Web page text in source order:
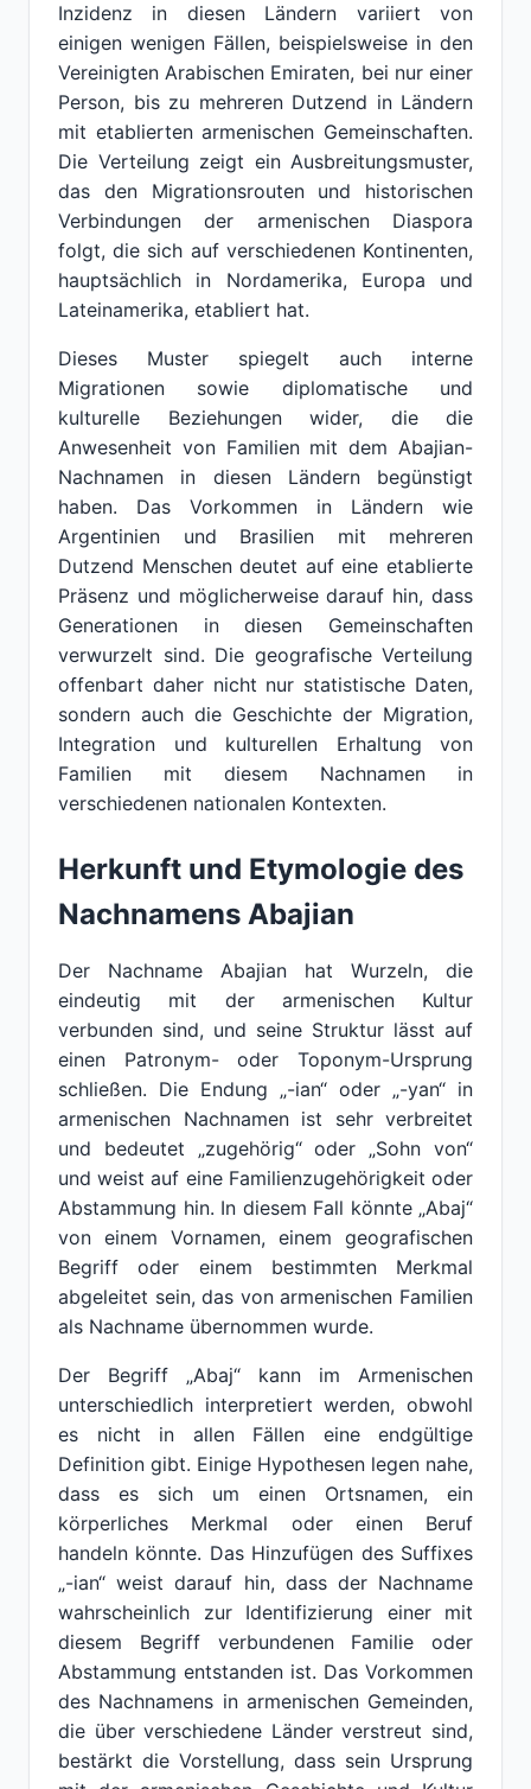
Inzidenz in diesen Ländern variiert von
einigen wenigen Fällen, beispielsweise in den
Vereinigten Arabischen Emiraten, bei nur einer
Person, bis zu mehreren Dutzend in Ländern
mit etablierten armenischen Gemeinschaften.
Die Verteilung zeigt ein Ausbreitungsmuster,
das den Migrationsrouten und historischen
Verbindungen der armenischen Diaspora
folgt, die sich auf verschiedenen Kontinenten,
hauptsächlich in Nordamerika, Europa und
Lateinamerika, etabliert hat.
Dieses Muster spiegelt auch interne
Migrationen sowie diplomatische und
kulturelle Beziehungen wider, die die
Anwesenheit von Familien mit dem Abajian-
Nachnamen in diesen Ländern begünstigt
haben. Das Vorkommen in Ländern wie
Argentinien und Brasilien mit mehreren
Dutzend Menschen deutet auf eine etablierte
Präsenz und möglicherweise darauf hin, dass
Generationen in diesen Gemeinschaften
verwurzelt sind. Die geografische Verteilung
offenbart daher nicht nur statistische Daten,
sondern auch die Geschichte der Migration,
Integration und kulturellen Erhaltung von
Familien mit diesem Nachnamen in
verschiedenen nationalen Kontexten.
Herkunft und Etymologie des
Nachnamens Abajian
Der Nachname Abajian hat Wurzeln, die
eindeutig mit der armenischen Kultur
verbunden sind, und seine Struktur lässt auf
einen Patronym- oder Toponym-Ursprung
schließen. Die Endung „-ian“ oder „-yan“ in
armenischen Nachnamen ist sehr verbreitet
und bedeutet „zugehörig“ oder „Sohn von“
und weist auf eine Familienzugehörigkeit oder
Abstammung hin. In diesem Fall könnte „Abaj“
von einem Vornamen, einem geografischen
Begriff oder einem bestimmten Merkmal
abgeleitet sein, das von armenischen Familien
als Nachname übernommen wurde.
Der Begriff „Abaj“ kann im Armenischen
unterschiedlich interpretiert werden, obwohl
es nicht in allen Fällen eine endgültige
Definition gibt. Einige Hypothesen legen nahe,
dass es sich um einen Ortsnamen, ein
körperliches Merkmal oder einen Beruf
handeln könnte. Das Hinzufügen des Suffixes
„-ian“ weist darauf hin, dass der Nachname
wahrscheinlich zur Identifizierung einer mit
diesem Begriff verbundenen Familie oder
Abstammung entstanden ist. Das Vorkommen
des Nachnamens in armenischen Gemeinden,
die über verschiedene Länder verstreut sind,
bestärkt die Vorstellung, dass sein Ursprung